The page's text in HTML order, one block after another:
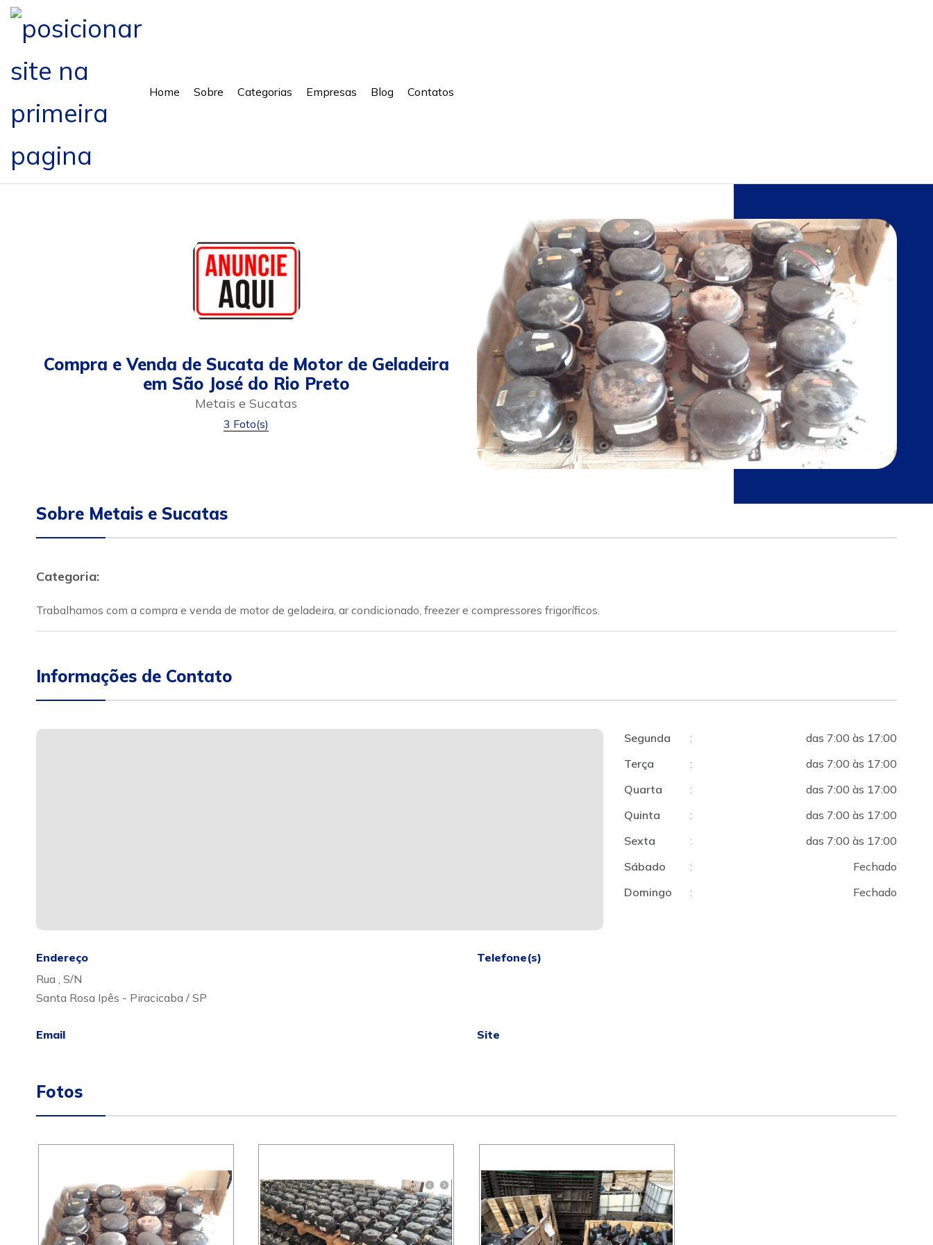
Home Sobre Categorias Empresas Blog Contatos
Compra e Venda de Sucata de Motor de Geladeira
em São José do Rio Preto
Metais e Sucatas
3 Foto(s)
Sobre Metais e Sucatas
Categoria:
Trabalhamos com a compra e venda de motor de geladeira, ar condicionado, freezer e compressores frigoríficos.
Informações de Contato
Segunda :
das 7:00 às 17:00
Terça
:
das 7:00 às 17:00
Quarta
:
das 7:00 às 17:00
Quinta
:
das 7:00 às 17:00
Sexta
:
das 7:00 às 17:00
Sábado
:
Fechado
Domingo
: Fechado
Endereço
Rua , S/N
Santa Rosa Ipês - Piracicaba / SP
Telefone(s)
Email Site
Fotos